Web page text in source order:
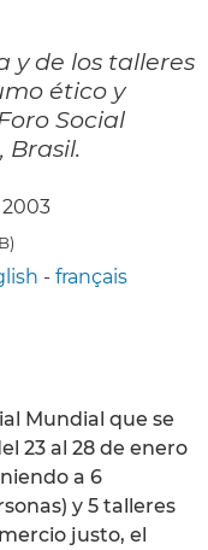
y de los talleres
ético y
Social
Brasil.
2003
- français
Mundial que se
23 al 28 de enero
a 6
y 5 talleres
justo, el